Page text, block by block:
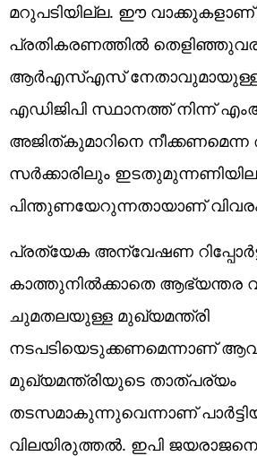
മറുപടിയില്ല. ഈ വാക്കുകളാണ്
പ്രതികരണത്തിൽ
ആർഎസ്എസ് നേതാവുമായുള്ള
എഡിജിപി സ്ഥാനത്ത് നിന്ന്
അജിത്കുമാറിനെ
സർക്കാരിലും
പിന്തുണയേറുന്നതായാണ്
പ്രത്യേക അന്വേഷണ
കാത്തുനിൽക്കാതെ ആഭ്യന്തര
ചുമതലയുള്ള മുഖ്യമന്ത്രി
നടപടിയെടുക്കണമെന്നാണ്
മുഖ്യമന്ത്രിയുടെ താത്പര്യം
തടസമാകുന്നുവെന്നാണ്
വിലയിരുത്തൽ. ഇപി